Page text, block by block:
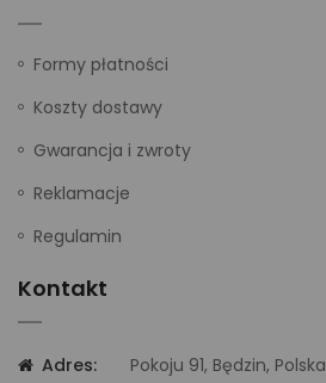
Formy płatności
Koszty dostawy
Gwarancja i zwroty
Reklamacje
Regulamin
Kontakt
Adres: Pokoju 91, Będzin, Polska